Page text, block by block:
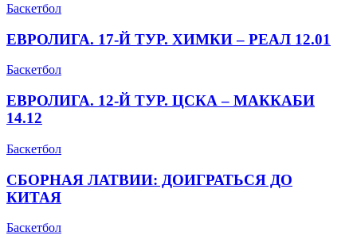
Баскетбол
ЕВРОЛИГА. 17-Й ТУР. ХИМКИ – РЕАЛ 12.01
Баскетбол
ЕВРОЛИГА. 12-Й ТУР. ЦСКА – МАККАБИ
14.12
Баскетбол
СБОРНАЯ ЛАТВИИ: ДОИГРАТЬСЯ ДО
КИТАЯ
Баскетбол